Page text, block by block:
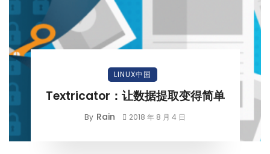
LINUX中国
Textricator：让数据提取变得简单
By Rain 2018 年 8 月 4 日